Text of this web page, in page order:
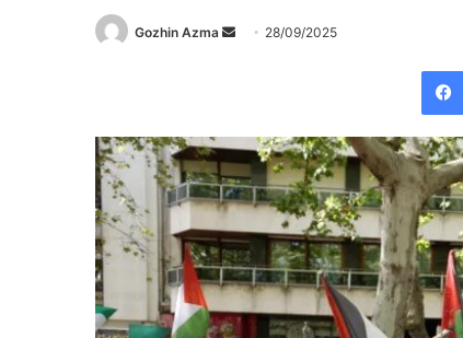
Gozhin Azma
Send 28/09/2025